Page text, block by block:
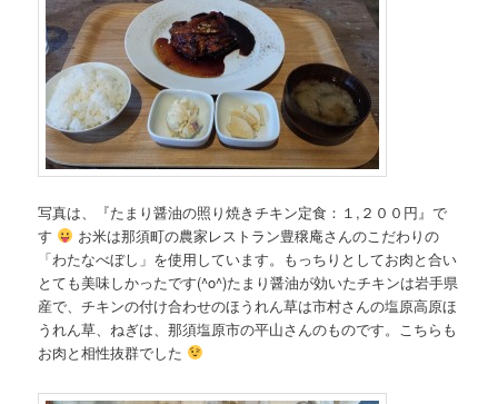
写真は、『たまり醤油の照り焼きチキン定食：１,２００円』で
す
お米は那須町の農家レストラン豊穣庵さんのこだわりの
「わたなべぼし」を使用しています。もっちりとしてお肉と合い
とても美味しかったです(^o^)たまり醤油が効いたチキンは岩手県
産で、チキンの付け合わせのほうれん草は市村さんの塩原高原ほ
うれん草、ねぎは、那須塩原市の平山さんのものです。こちらも
お肉と相性抜群でした